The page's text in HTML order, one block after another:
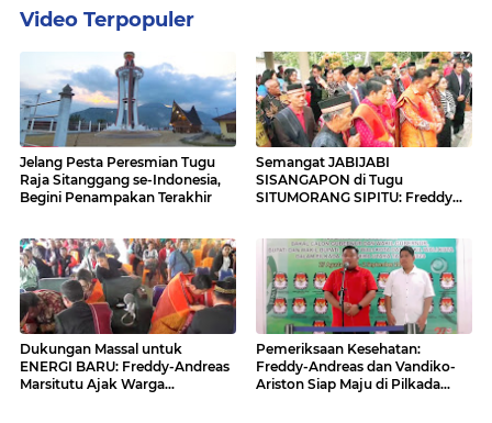
Video Terpopuler
Jelang Pesta Peresmian Tugu
Raja Sitanggang se-Indonesia,
Begini Penampakan Terakhir
Semangat JABIJABI
SISANGAPON di Tugu
SITUMORANG SIPITU: Freddy
Dukungan Massal untuk
ENERGI BARU: Freddy-Andreas
Marsitutu Ajak Warga
Pemeriksaan Kesehatan:
Freddy-Andreas dan Vandiko-
Ariston Siap Maju di Pilkada